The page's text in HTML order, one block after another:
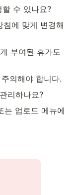
수 있나요?
침에 맞게 변경해
부여된 휴가도
의해야 합니다.
리하나요?
는 업로드 메뉴에